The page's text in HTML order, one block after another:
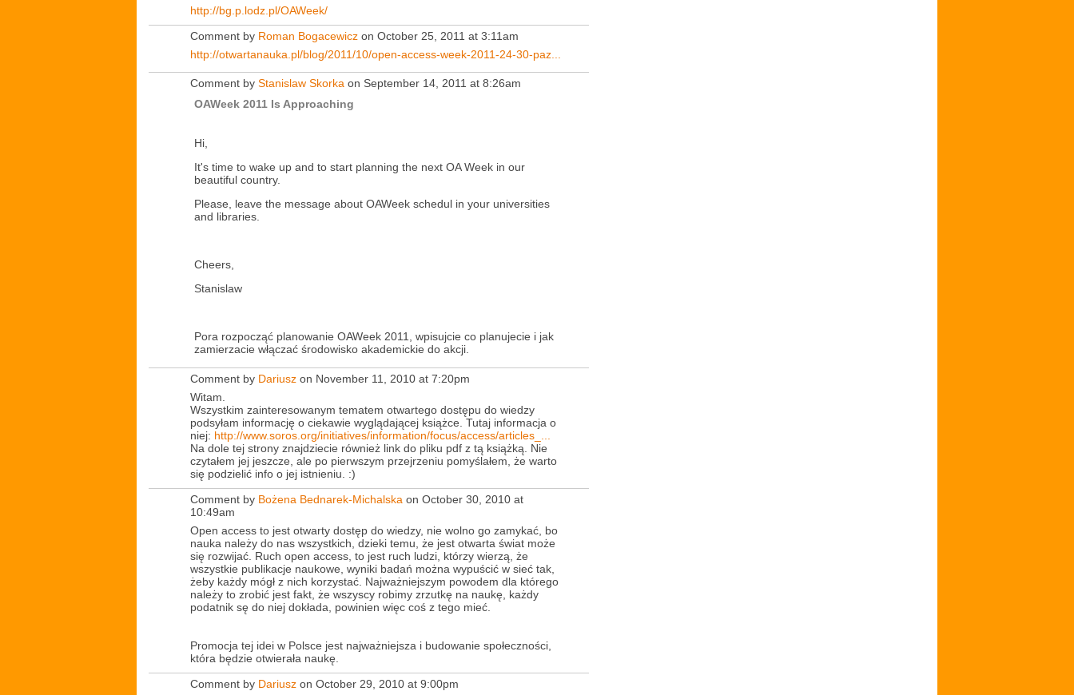
http://bg.p.lodz.pl/OAWeek/
Comment by Roman Bogacewicz on October 25, 2011 at 3:11am
http://otwartanauka.pl/blog/2011/10/open-access-week-2011-24-30-paz...
Comment by Stanislaw Skorka on September 14, 2011 at 8:26am
OAWeek 2011 Is Approaching
Hi,
It's time to wake up and to start planning the next OA Week in our
beautiful country.
Please, leave the message about OAWeek schedul in your universities
and libraries.
Cheers,
Stanislaw
Pora rozpocząć planowanie OAWeek 2011, wpisujcie co planujecie i jak
zamierzacie włączać środowisko akademickie do akcji.
Comment by Dariusz on November 11, 2010 at 7:20pm
Witam.
Wszystkim zainteresowanym tematem otwartego dostępu do wiedzy
podsyłam informację o ciekawie wyglądającej książce. Tutaj informacja o
niej: http://www.soros.org/initiatives/information/focus/access/articles_...
Na dole tej strony znajdziecie również link do pliku pdf z tą książką. Nie
czytałem jej jeszcze, ale po pierwszym przejrzeniu pomyślałem, że warto
się podzielić info o jej istnieniu. :)
Comment by Bożena Bednarek-Michalska on October 30, 2010 at
10:49am
Open access to jest otwarty dostęp do wiedzy, nie wolno go zamykać, bo
nauka należy do nas wszystkich, dzieki temu, że jest otwarta świat może
się rozwijać. Ruch open access, to jest ruch ludzi, którzy wierzą, że
wszystkie publikacje naukowe, wyniki badań można wypuścić w sieć tak,
żeby każdy mógł z nich korzystać. Najważniejszym powodem dla którego
należy to zrobić jest fakt, że wszyscy robimy zrzutkę na naukę, każdy
podatnik sę do niej dokłada, powinien więc coś z tego mieć.
Promocja tej idei w Polsce jest najważniejsza i budowanie społeczności,
która będzie otwierała naukę.
Comment by Dariusz on October 29, 2010 at 9:00pm